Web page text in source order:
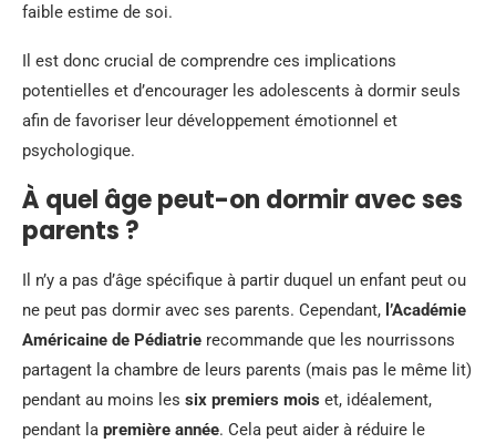
faible estime de soi.
Il est donc crucial de comprendre ces implications
potentielles et d’encourager les adolescents à dormir seuls
afin de favoriser leur développement émotionnel et
psychologique.
À quel âge peut-on dormir avec ses
parents ?
Il n’y a pas d’âge spécifique à partir duquel un enfant peut ou
ne peut pas dormir avec ses parents. Cependant, l’Académie
Américaine de Pédiatrie recommande que les nourrissons
partagent la chambre de leurs parents (mais pas le même lit)
pendant au moins les six premiers mois et, idéalement,
pendant la première année. Cela peut aider à réduire le